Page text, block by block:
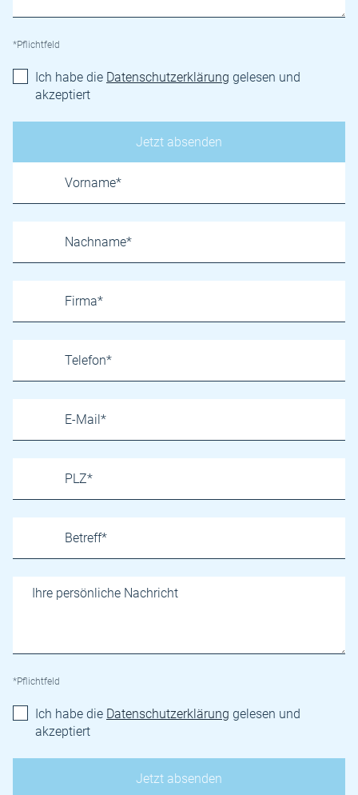
*Pflichtfeld
Ich habe die Datenschutzerklärung gelesen und
akzeptiert
*Pflichtfeld
Ich habe die Datenschutzerklärung gelesen und
akzeptiert